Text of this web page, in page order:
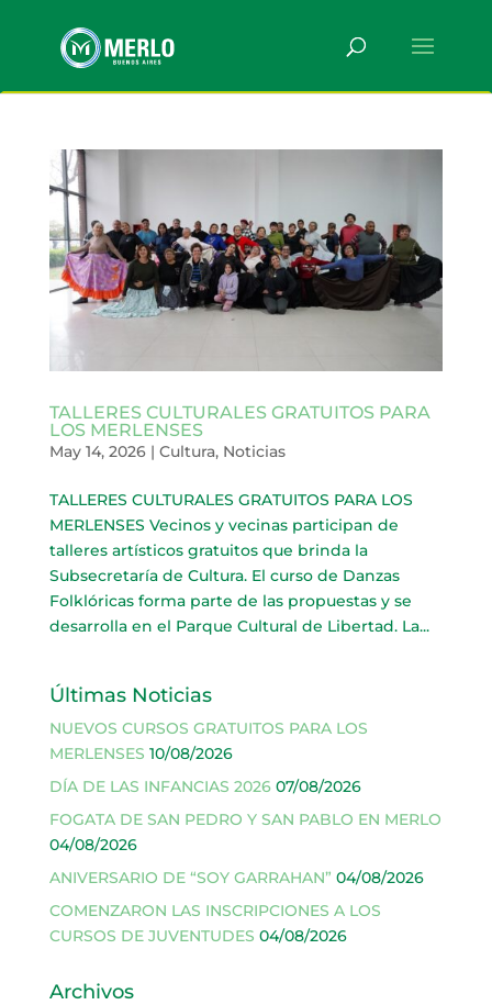
TALLERES CULTURALES GRATUITOS PARA
LOS MERLENSES
May 14, 2026| Cultura, Noticias
TALLERES CULTURALES GRATUITOS PARA LOS
MERLENSES Vecinos y vecinas participan de
talleres artísticos gratuitos que brinda la
Subsecretaría de Cultura. El curso de Danzas
Folklóricas forma parte de las propuestas y se
desarrolla en el Parque Cultural de Libertad. La...
Últimas Noticias
NUEVOS CURSOS GRATUITOS PARA LOS
MERLENSES 10/08/2026
DÍA DE LAS INFANCIAS 2026 07/08/2026
FOGATA DE SAN PEDRO Y SAN PABLO EN MERLO
04/08/2026
ANIVERSARIO DE “SOY GARRAHAN” 04/08/2026
COMENZARON LAS INSCRIPCIONES A LOS
CURSOS DE JUVENTUDES 04/08/2026
Archivos